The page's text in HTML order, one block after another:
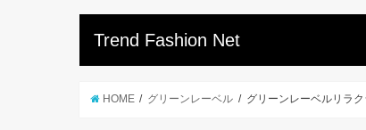
Trend Fashion Net
HOME グリーンレーベル グリーンレーベルリラ